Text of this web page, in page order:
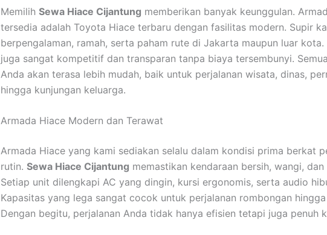
Memilih Sewa Hiace Cijantung memberikan banyak keunggulan.
tersedia adalah Toyota Hiace terbaru dengan fasilitas modern. Supir
berpengalaman, ramah, serta paham rute di Jakarta maupun luar kota.
juga sangat kompetitif dan transparan tanpa biaya tersembunyi.
Anda akan terasa lebih mudah, baik untuk perjalanan wisata, dinas,
hingga kunjungan keluarga.
Armada Hiace Modern dan Terawat
Armada Hiace yang kami sediakan selalu dalam kondisi prima berkat
rutin. Sewa Hiace Cijantung memastikan kendaraan bersih, wangi, dan
Setiap unit dilengkapi AC yang dingin, kursi ergonomis, serta audio
Kapasitas yang lega sangat cocok untuk perjalanan rombongan
Dengan begitu, perjalanan Anda tidak hanya efisien tetapi juga penuh